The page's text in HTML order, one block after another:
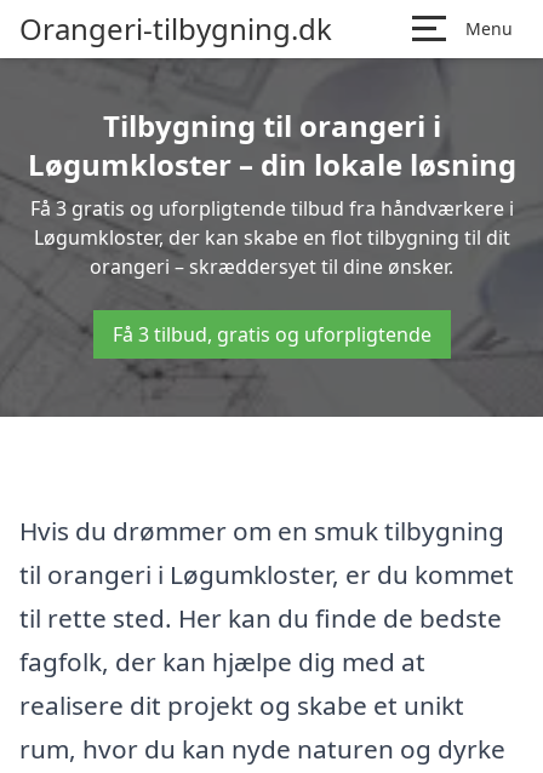
Orangeri-tilbygning.dk Menu
Tilbygning til orangeri i
Løgumkloster – din lokale løsning
Få 3 gratis og uforpligtende tilbud fra håndværkere i
Løgumkloster, der kan skabe en flot tilbygning til dit
orangeri – skræddersyet til dine ønsker.
Få 3 tilbud, gratis og uforpligtende
Hvis du drømmer om en smuk tilbygning
til orangeri i Løgumkloster, er du kommet
til rette sted. Her kan du finde de bedste
fagfolk, der kan hjælpe dig med at
realisere dit projekt og skabe et unikt
rum, hvor du kan nyde naturen og dyrke